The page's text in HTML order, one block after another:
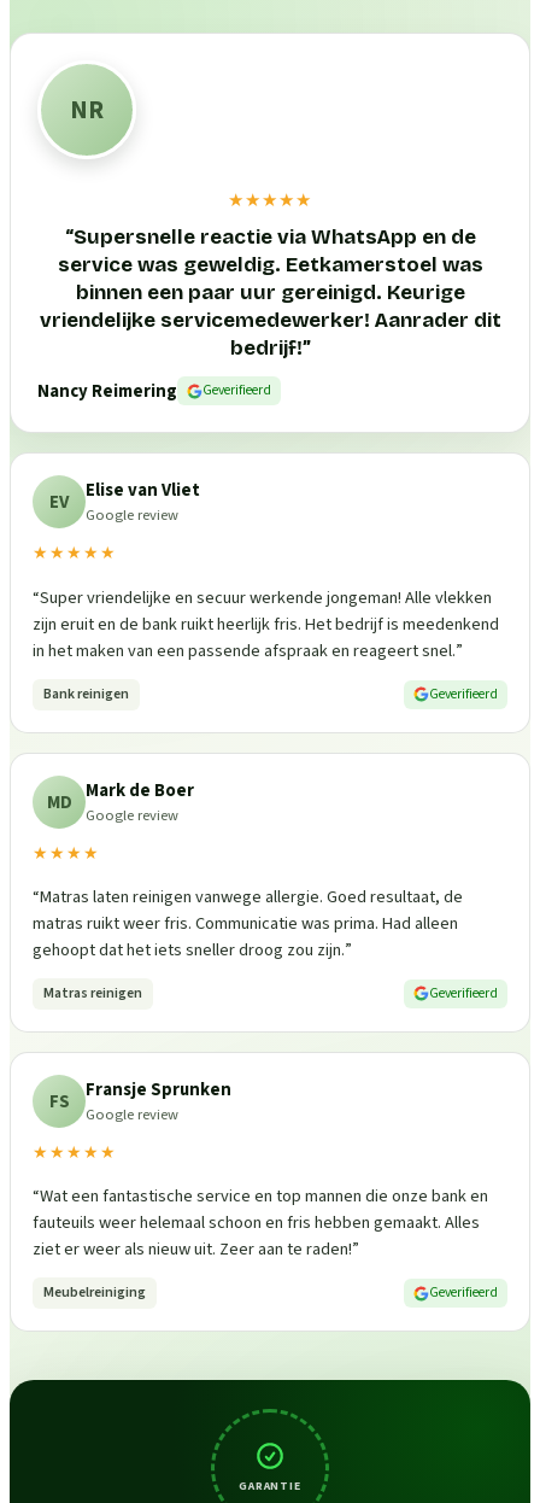
NR
★★★★★
“Supersnelle reactie via WhatsApp en de
service was geweldig. Eetkamerstoel was
binnen een paar uur gereinigd. Keurige
vriendelijke servicemedewerker! Aanrader dit
bedrijf!”
Nancy Reimering
Geverifieerd
EV Elise van Vliet
Google review
★★★★★
“Super vriendelijke en secuur werkende jongeman! Alle vlekken
zijn eruit en de bank ruikt heerlijk fris. Het bedrijf is meedenkend
in het maken van een passende afspraak en reageert snel.”
Bank reinigen Geverifieerd
MD Mark de Boer
Google review
★★★★
“Matras laten reinigen vanwege allergie. Goed resultaat, de
matras ruikt weer fris. Communicatie was prima. Had alleen
gehoopt dat het iets sneller droog zou zijn.”
Matras reinigen Geverifieerd
FS Fransje Sprunken
Google review
★★★★★
“Wat een fantastische service en top mannen die onze bank en
fauteuils weer helemaal schoon en fris hebben gemaakt. Alles
ziet er weer als nieuw uit. Zeer aan te raden!”
Meubelreiniging Geverifieerd
GARANTIE